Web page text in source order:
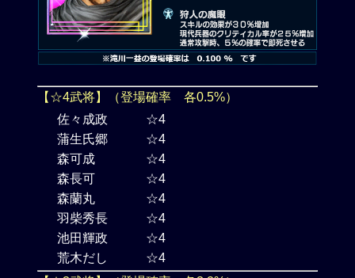
【☆4武将】（登場確率 各0.5%）
佐々成政 ☆4
蒲生氏郷 ☆4
森可成 ☆4
森長可 ☆4
森蘭丸 ☆4
羽柴秀長 ☆4
池田輝政 ☆4
荒木だし ☆4